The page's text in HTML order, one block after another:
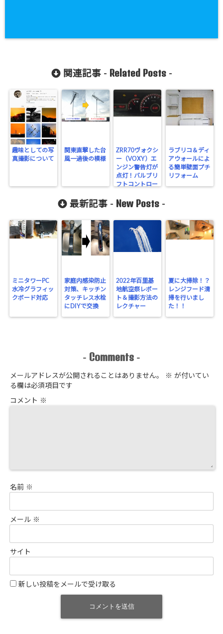
関連記事 - Related Posts-
趣味としての写
真撮影について
関東直撃した台
風一過後の模様
ZRR70ヴォクシ
ー（VOXY）エ
ンジン警告灯が
点灯！バルブリ
フトコントロー
実施
ラブリコ＆ディ
アウォールによ
る簡単壁面プチ
リフォーム
最新記事 - New Posts -
ミニタワーPC
水冷グラフィッ
クボード対応
家庭内感染防止
対策、キッチン
タッチレス水栓
にDIYで交換
2022年百里基
地航空祭レポー
ト＆撮影方法の
レクチャー
夏に大掃除！？
レンジフード清
掃を行いまし
た！！
- Comments -
メールアドレスが公開されることはありません。 ※ が付いてい
る欄は必須項目です
コメント ※
名前 ※
メール ※
サイト
新しい投稿をメールで受け取る